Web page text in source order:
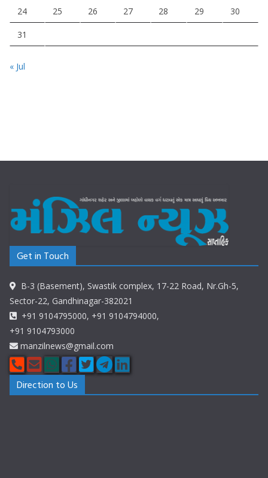
24 25 26 27 28 29 30
31
« Jul
Get in Touch
B-3 (Basement), Swastik complex, 17-22 Road, Nr.Gh-5,
Sector-22, Gandhinagar-382021
+91 9104795000, +91 9104794000,
+91 9104793000
manzilnews@gmail.com
Direction to Us